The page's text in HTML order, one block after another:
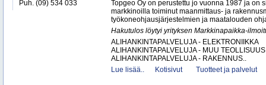
Puh. (09) 534 033
Topgeo Oy on perustettu jo vuonna 1987 ja on
markkinoilla toiminut maanmittaus- ja
työkoneohjausjärjestelmien ja maatalouden
Hakutulos löytyi yrityksen Markkinapaikka-
ALIHANKINTAPALVELUJA - ELEKTRONIIKKA
ALIHANKINTAPALVELUJA - MUU TEOLLISUUS
ALIHANKINTAPALVELUJA - RAKENNUS..
Lue lisää..
Kotisivut Tuotteet ja palvelut